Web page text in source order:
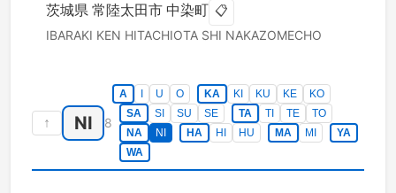
茨城県 常陸太田市 中染町 📋
IBARAKI KEN HITACHIOTA SHI NAKAZOMECHO
↑ NI 8
A U O KA KI KU KE
KO
SA
SI SU SE TA TI TE
TO
NA
NI HA HI HU MA MI
YA
WA